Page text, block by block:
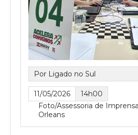
Por Ligado no Sul
11/05/2026
14h00
Foto/Assessoria de
Orleans